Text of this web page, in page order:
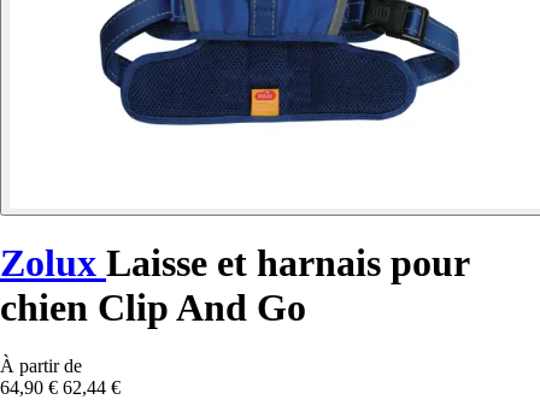
Zolux Laisse et harnais pour
chien Clip And Go
À partir de
64,90 € 62,44 €